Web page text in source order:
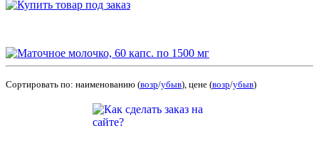
Сортировать по: наименованию (возр/убыв), цене (возр/убыв)